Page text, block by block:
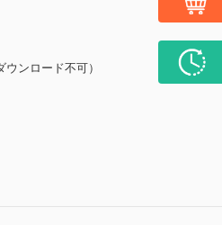
ンロード不可）